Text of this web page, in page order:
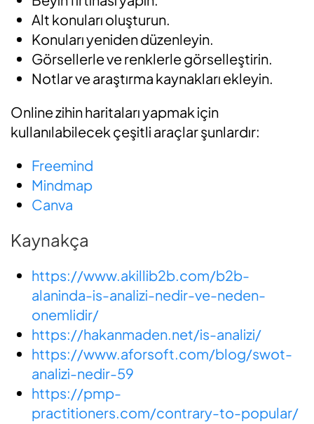
Alt konuları oluşturun.
Konuları yeniden düzenleyin.
Görsellerle ve renklerle görselleştirin.
Notlar ve araştırma kaynakları ekleyin.
Online zihin haritaları yapmak için
kullanılabilecek çeşitli araçlar şunlardır:
Freemind
Mindmap
Canva
Kaynakça
https://www.akillib2b.com/b2b-
alaninda-is-analizi-nedir-ve-neden-
onemlidir/
https://hakanmaden.net/is-analizi/
https://www.aforsoft.com/blog/swot-
analizi-nedir-59
https://pmp-
practitioners.com/contrary-to-popular/